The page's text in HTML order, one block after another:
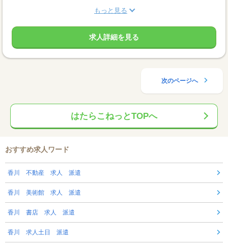
もっと見る
求人詳細を見る
次のページへ
はたらこねっとTOPへ
おすすめ求人ワード
香川 不動産 求人 派遣
香川 美術館 求人 派遣
香川 書店 求人 派遣
香川 求人土日 派遣